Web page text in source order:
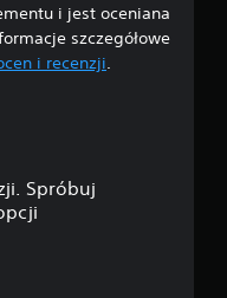
i jest oceniana
szczegółowe
i recenzji.
Spróbuj